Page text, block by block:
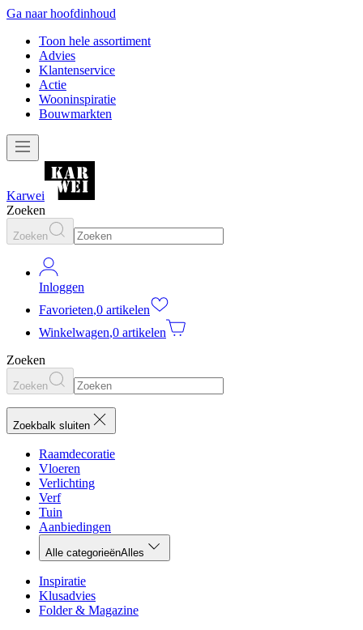
Ga naar hoofdinhoud
Toon hele assortiment
Advies
Klantenservice
Actie
Wooninspiratie
Bouwmarkten
Karwei
Zoeken
Zoeken
Inloggen
Favorieten,0 artikelen
Winkelwagen,0 artikelen
Zoeken
Zoeken
Zoekbalk sluiten
Raamdecoratie
Vloeren
Verlichting
Verf
Tuin
Aanbiedingen
Alle categorieënAlles
Inspiratie
Klusadvies
Folder & Magazine